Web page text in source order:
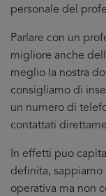
personale del
Parlare con un
migliore anche
meglio la nostra
consigliamo di
un numero di
contattati
In effetti puo
definita, sappiamo
operativa ma non